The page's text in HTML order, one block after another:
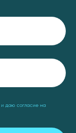
и даю согласие на